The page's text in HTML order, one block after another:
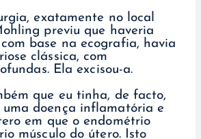
exatamente no local
previu que haveria
base na ecografia, havia
clássica, com
Ela excisou-a.
que eu tinha, de facto,
uma doença inflamatória e
em que o endométrio
músculo do útero. Isto